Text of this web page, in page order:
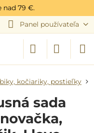
nad 79 €.
Panel používateľa
kočiariky, postieľky
sada